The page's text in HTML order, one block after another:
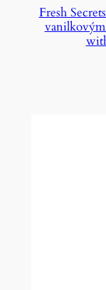
Fresh
vanilkovým